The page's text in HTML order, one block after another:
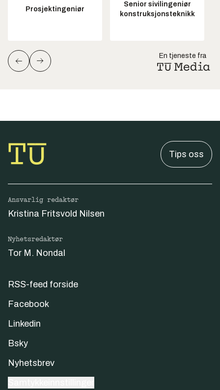
Prosjektingeniør
Senior sivilingeniør
konstruksjonsteknikk
En tjeneste fra
Tips oss
Ansvarlig redaktør
Kristina Fritsvold Nilsen
Nyhetsredaktør
Tor M. Nondal
RSS-feed forside
Facebook
Linkedin
Bsky
Nyhetsbrev